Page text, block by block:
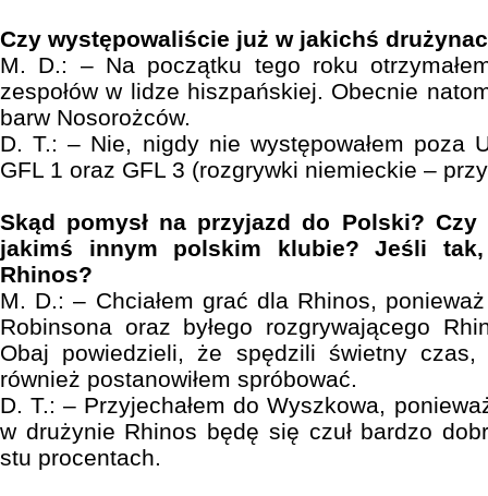
Czy występowaliście już w jakichś
M. D.: – Na początku tego roku
zespołów w lidze hiszpańskiej. Obecnie
barw Nosorożców.
D. T.: – Nie, nigdy nie występowałem poza
GFL 1 oraz GFL 3 (rozgrywki niemieckie –
Skąd pomysł na przyjazd do Polski?
jakimś innym polskim klubie? Jeśli
Rhinos?
M. D.: – Chciałem grać dla Rhinos,
Robinsona oraz byłego rozgrywającego
Obaj powiedzieli, że spędzili świetny
również postanowiłem spróbować.
D. T.: – Przyjechałem do Wyszkowa,
w drużynie Rhinos będę się czuł bardzo
stu procentach.